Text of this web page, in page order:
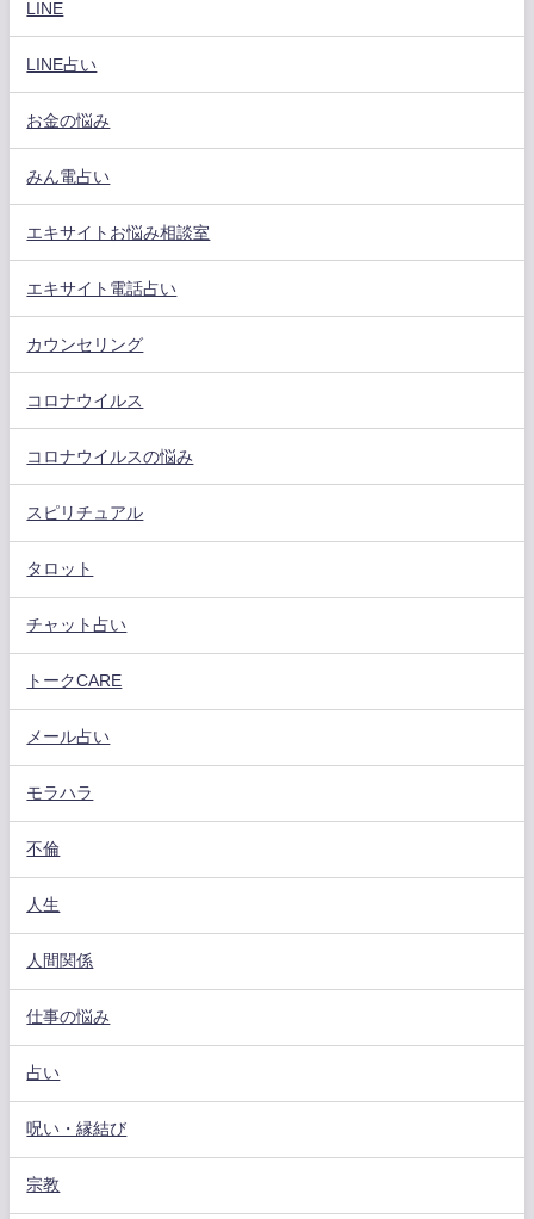
LINE
LINE占い
お金の悩み
みん電占い
エキサイトお悩み相談室
エキサイト電話占い
カウンセリング
コロナウイルス
コロナウイルスの悩み
スピリチュアル
タロット
チャット占い
トークCARE
メール占い
モラハラ
不倫
人生
人間関係
仕事の悩み
占い
呪い・縁結び
宗教